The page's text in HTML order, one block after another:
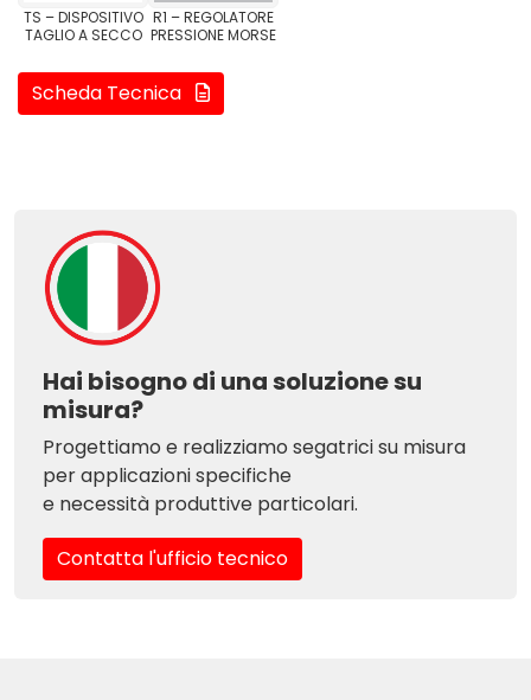
TS – DISPOSITIVO
TAGLIO A SECCO
R1 – REGOLATORE
PRESSIONE MORSE
Scheda Tecnica
Hai bisogno di una soluzione su
misura?
Progettiamo e realizziamo segatrici su misura
per applicazioni specifiche
e necessità produttive particolari.
Contatta l'ufficio tecnico